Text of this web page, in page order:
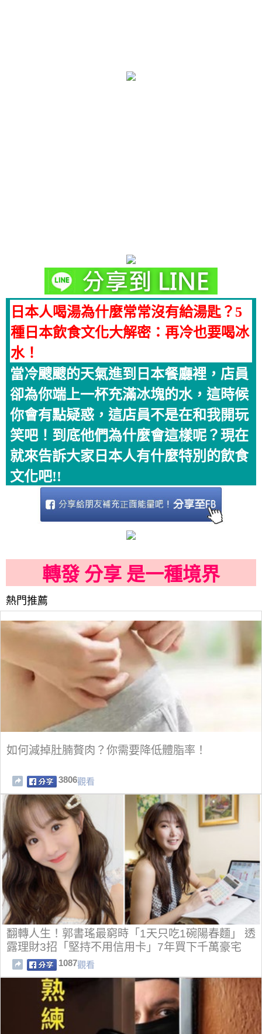
日本人喝湯為什麼常常沒有給湯匙？5
種日本飲食文化大解密：再冷也要喝冰
水！
當冷颼颼的天氣進到日本餐廳裡，店員
卻為你端上一杯充滿冰塊的水，這時候
你會有點疑惑，這店員不是在和我開玩
笑吧！到底他們為什麼會這樣呢？現在
就來告訴大家日本人有什麼特別的飲食
文化吧!!
轉發 分享 是一種境界
熱門推薦
如何減掉肚腩贅肉？你需要降低體脂率！
3806觀看
翻轉人生！郭書瑤最窮時「1天只吃1碗陽春麵」 透
露理財3招「堅持不用信用卡」7年買下千萬豪宅
1087觀看